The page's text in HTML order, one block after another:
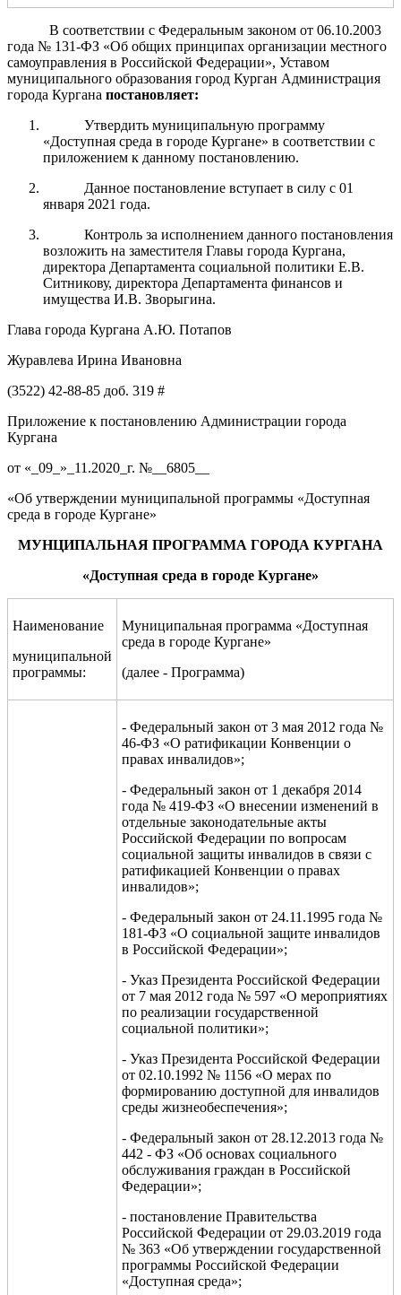
В соответствии с Федеральным законом от 06.10.2003
года № 131-ФЗ «Об общих принципах организации местного
самоуправления в Российской Федерации», Уставом
муниципального образования город Курган Администрация
города Кургана постановляет:
Утвердить муниципальную программу
«Доступная среда в городе Кургане» в соответствии с
приложением к данному постановлению.
Данное постановление вступает в силу с 01
января 2021 года.
Контроль за исполнением данного постановления
возложить на заместителя Главы города Кургана,
директора Департамента социальной политики Е.В.
Ситникову, директора Департамента финансов и
имущества И.В. Зворыгина.
Глава города Кургана А.Ю. Потапов
Журавлева Ирина Ивановна
(3522) 42-88-85 доб. 319 #
Приложение к постановлению Администрации города
Кургана
от «_09_»_11.2020_г. №__6805__
«Об утверждении муниципальной программы «Доступная
среда в городе Кургане»
МУНЦИПАЛЬНАЯ ПРОГРАММА ГОРОДА КУРГАНА
«Доступная среда в городе Кургане»
Наименование
муниципальной
программы:
Муниципальная программа «Доступная
среда в городе Кургане»
(далее - Программа)
- Федеральный закон от 3 мая 2012 года №
46-ФЗ «О ратификации Конвенции о
правах инвалидов»;
- Федеральный закон от 1 декабря 2014
года № 419-ФЗ «О внесении изменений в
отдельные законодательные акты
Российской Федерации по вопросам
социальной защиты инвалидов в связи с
ратификацией Конвенции о правах
инвалидов»;
- Федеральный закон от 24.11.1995 года №
181-ФЗ «О социальной защите инвалидов
в Российской Федерации»;
- Указ Президента Российской Федерации
от 7 мая 2012 года № 597 «О мероприятиях
по реализации государственной
социальной политики»;
- Указ Президента Российской Федерации
от 02.10.1992 № 1156 «О мерах по
формированию доступной для инвалидов
среды жизнеобеспечения»;
- Федеральный закон от 28.12.2013 года №
442 - ФЗ «Об основах социального
обслуживания граждан в Российской
Федерации»;
- постановление Правительства
Российской Федерации от 29.03.2019 года
№ 363 «Об утверждении государственной
программы Российской Федерации
«Доступная среда»;